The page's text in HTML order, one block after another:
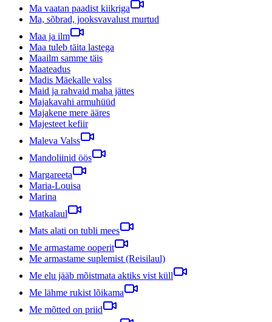
Ma vaatan paadist kiikriga
Ma, sõbrad, jooksvavalust murtud
Maa ja ilm
Maa tuleb täita lastega
Maailm samme täis
Maateadus
Madis Mäekalle valss
Maid ja rahvaid maha jättes
Majakavahi armuhüüd
Majakene mere ääres
Majesteet kefiir
Maleva Valss
Mandoliinid öös
Margareeta
Maria-Louisa
Marina
Matkalaul
Mats alati on tubli mees
Me armastame ooperit
Me armastame suplemist (Reisilaul)
Me elu jääb mõistmata aktiks vist küll
Me lähme rukist lõikama
Me mõtted on priid